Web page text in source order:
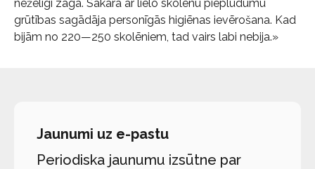
nežēlīgi zaga. Sakarā ar lielo skolēnu pieplūdumu
grūtības sagādāja personīgās higiēnas ievērošana. Kad
bijām no 220—250 skolēniem, tad vairs labi nebija.»
Jaunumi uz e-pastu
Periodiska jaunumu izsūtne par